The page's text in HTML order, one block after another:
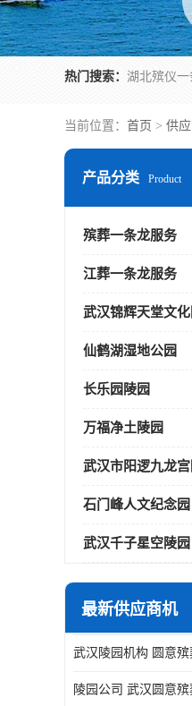
热门搜索：
当前位置： 首页 > 供
产品分类 Product
殡葬一条龙服务
江葬一条龙服务
武汉锦辉天堂文化
仙鹤湖湿地公园
长乐园陵园
万福净土陵园
武汉市阳逻九龙宫
石门峰人文纪念园
武汉千子星空陵园
最新供应商机